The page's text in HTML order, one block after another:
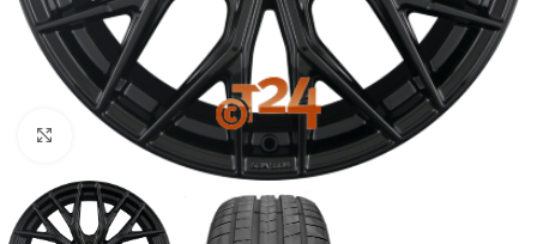
Zum Vergrößern klicken